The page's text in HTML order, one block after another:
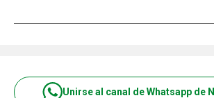
Unirse al canal de Whatsapp de